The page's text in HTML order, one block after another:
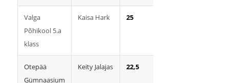
Valga
Põhikool 5.a
klass
Kaisa Hark 25
Otepää
Gümnaasium
Keity Jalajas 22,5